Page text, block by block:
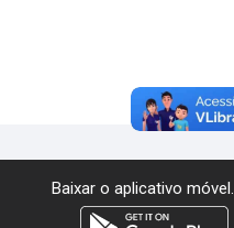
Baixar o aplicativo móvel.